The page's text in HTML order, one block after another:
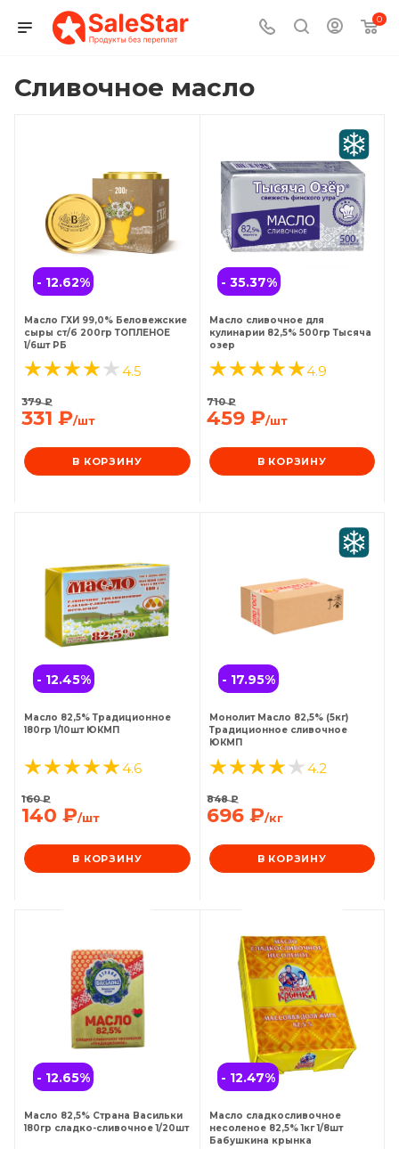
0
Сливочное масло
- 12.62%
Масло ГХИ 99,0% Беловежские
сыры ст/б 200гр ТОПЛЕНОЕ
1/6шт РБ
4.5
331 ₽/шт
379₽
В КОРЗИНУ
- 35.37%
Масло сливочное для
кулинарии 82,5% 500гр Тысяча
озер
4.9
459₽/шт
710₽
В КОРЗИНУ
- 12.45%
Масло 82,5% Традиционное
180гр 1/10шт ЮКМП
4.6
140 ₽/шт
160₽
В КОРЗИНУ
- 17.95%
Монолит Масло 82,5% (5кг)
Традиционное сливочное
ЮКМП
4.2
696₽/кг
848₽
В КОРЗИНУ
- 12.65%
Масло 82,5% Страна Васильки
180гр сладко-сливочное 1/20шт
- 12.47%
Масло сладкосливочное
несоленое 82,5% 1кг 1/8шт
Бабушкина крынка